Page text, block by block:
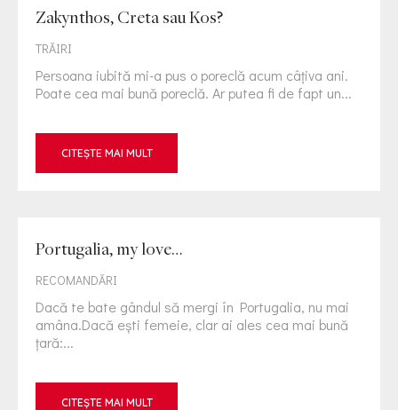
Zakynthos, Creta sau Kos?
TRĂIRI
Persoana iubită mi-a pus o poreclă acum câţiva ani.
Poate cea mai bună poreclă. Ar putea fi de fapt un...
CITEȘTE MAI MULT
Portugalia, my love…
RECOMANDĂRI
Dacă te bate gândul să mergi în Portugalia, nu mai
amâna.Dacă eşti femeie, clar ai ales cea mai bună
ţară:...
CITEȘTE MAI MULT